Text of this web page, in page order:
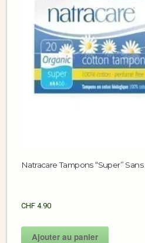
Natracare Tampons “Super”
CHF 4.90
Ajouter au panier